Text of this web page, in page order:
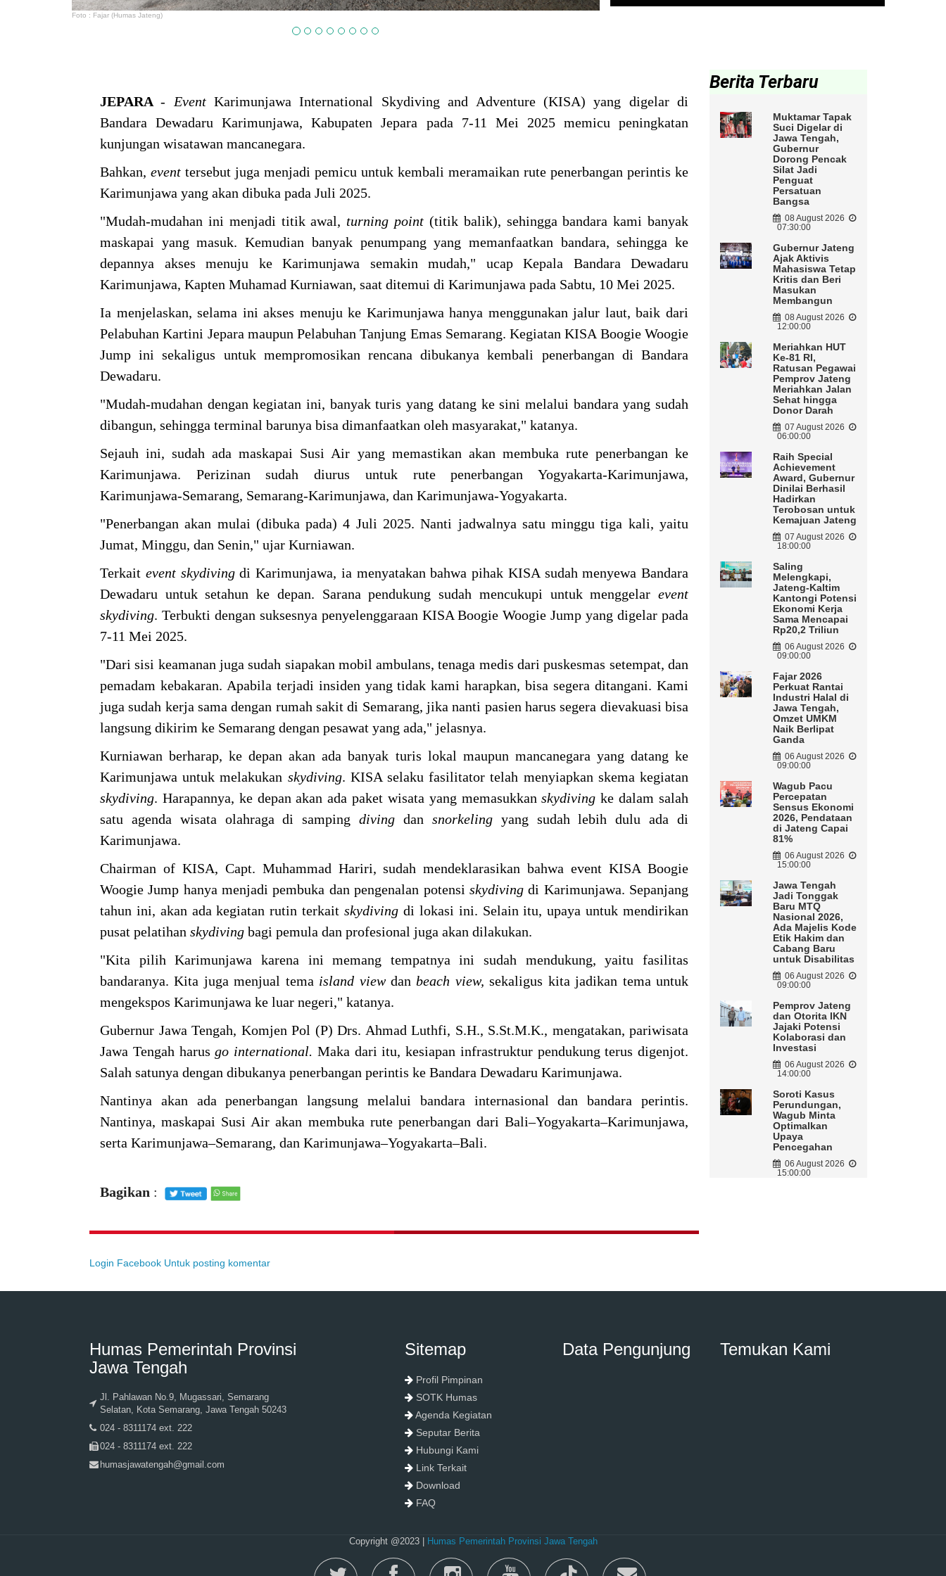
Foto : Fajar (Humas Jateng)
JEPARA- EventKarimunjawa International Skydiving and Adventure (KISA) yang digelar di
Bandara Dewadaru Karimunjawa, Kabupaten Jepara pada 7-11 Mei 2025 memicu peningkatan
kunjungan wisatawan mancanegara.
Bahkan, event tersebut juga menjadi pemicu untuk kembali meramaikan rute penerbangan perintis ke
Karimunjawa yang akan dibuka pada Juli 2025.
"Mudah-mudahan ini menjadi titik awal, turning point (titik balik), sehingga bandara kami banyak
maskapai yang masuk. Kemudian banyak penumpang yang memanfaatkan bandara, sehingga ke
depannya akses menuju ke Karimunjawa semakin mudah," ucap Kepala Bandara Dewadaru
Karimunjawa, Kapten Muhamad Kurniawan, saat ditemui di Karimunjawa pada Sabtu, 10 Mei 2025.
Ia menjelaskan, selama ini akses menuju ke Karimunjawa hanya menggunakan jalur laut, baik dari
Pelabuhan Kartini Jepara maupun Pelabuhan Tanjung Emas Semarang. Kegiatan KISA Boogie Woogie
Jump ini sekaligus untuk mempromosikan rencana dibukanya kembali penerbangan di Bandara
Dewadaru.
"Mudah-mudahan dengan kegiatan ini, banyak turis yang datang ke sini melalui bandara yang sudah
dibangun, sehingga terminal barunya bisa dimanfaatkan oleh masyarakat," katanya.
Sejauh ini, sudah ada maskapai Susi Air yang memastikan akan membuka rute penerbangan ke
Karimunjawa. Perizinan sudah diurus untuk rute penerbangan Yogyakarta-Karimunjawa,
Karimunjawa-Semarang, Semarang-Karimunjawa, dan Karimunjawa-Yogyakarta.
"Penerbangan akan mulai (dibuka pada) 4 Juli 2025. Nanti jadwalnya satu minggu tiga kali, yaitu
Jumat, Minggu, dan Senin," ujar Kurniawan.
Terkait event skydivingdi Karimunjawa, ia menyatakan bahwa pihak KISA sudah menyewa Bandara
Dewadaru untuk setahun ke depan. Sarana pendukung sudah mencukupi untuk menggelar event
skydiving. Terbukti dengan suksesnya penyelenggaraan KISA Boogie Woogie Jump yang digelar pada
7-11 Mei 2025.
"Dari sisi keamanan juga sudah siapakan mobil ambulans, tenaga medis dari puskesmas setempat, dan
pemadam kebakaran. Apabila terjadi insiden yang tidak kami harapkan, bisa segera ditangani. Kami
juga sudah kerja sama dengan rumah sakit di Semarang, jika nanti pasien harus segera dievakuasi bisa
langsung dikirim ke Semarang dengan pesawat yang ada," jelasnya.
Kurniawan berharap, ke depan akan ada banyak turis lokal maupun mancanegara yang datang ke
Karimunjawa untuk melakukan skydiving. KISA selaku fasilitator telah menyiapkan skema kegiatan
skydiving. Harapannya, ke depan akan ada paket wisata yang memasukkanskydivingke dalam salah
satu agenda wisata olahraga di sampingdivingdan snorkelingyang sudah lebih dulu ada di
Karimunjawa.
Chairman of KISA, Capt. Muhammad Hariri, sudah mendeklarasikan bahwa event KISA Boogie
Woogie Jump hanya menjadi pembuka dan pengenalan potensi skydivingdi Karimunjawa. Sepanjang
tahun ini, akan ada kegiatan rutin terkaitskydiving di lokasi ini. Selain itu, upaya untuk mendirikan
pusat pelatihan skydiving bagi pemula dan profesional juga akan dilakukan.
"Kita pilih Karimunjawa karena ini memang tempatnya ini sudah mendukung, yaitu fasilitas
bandaranya. Kita juga menjual tema island viewdanbeach view,sekaligus kita jadikan tema untuk
mengekspos Karimunjawa ke luar negeri," katanya.
Gubernur Jawa Tengah, Komjen Pol (P) Drs. Ahmad Luthfi, S.H., S.St.M.K., mengatakan, pariwisata
Jawa Tengah harusgo international. Maka dari itu, kesiapan infrastruktur pendukung terus digenjot.
Salah satunya dengan dibukanya penerbangan perintis ke Bandara Dewadaru Karimunjawa.
Nantinya akan ada penerbangan langsung melalui bandara internasional dan bandara perintis.
Nantinya, maskapai Susi Air akan membuka rute penerbangan dari Bali–Yogyakarta–Karimunjawa,
serta Karimunjawa–Semarang, dan Karimunjawa–Yogyakarta–Bali.
Bagikan :
Login Facebook Untuk posting komentar
Berita Terbaru
Muktamar Tapak
Suci Digelar di
Jawa Tengah,
Gubernur
Dorong Pencak
Silat Jadi
Penguat
Persatuan
Bangsa
08 August 2026
07:30:00
Gubernur Jateng
Ajak Aktivis
Mahasiswa Tetap
Kritis dan Beri
Masukan
Membangun
08 August 2026
12:00:00
Meriahkan HUT
Ke-81 RI,
Ratusan Pegawai
Pemprov Jateng
Meriahkan Jalan
Sehat hingga
Donor Darah
07 August 2026
06:00:00
Raih Special
Achievement
Award, Gubernur
Dinilai Berhasil
Hadirkan
Terobosan untuk
Kemajuan Jateng
07 August 2026
18:00:00
Saling
Melengkapi,
Jateng-Kaltim
Kantongi Potensi
Ekonomi Kerja
Sama Mencapai
Rp20,2 Triliun
06 August 2026
09:00:00
Fajar 2026
Perkuat Rantai
Industri Halal di
Jawa Tengah,
Omzet UMKM
Naik Berlipat
Ganda
06 August 2026
09:00:00
Wagub Pacu
Percepatan
Sensus Ekonomi
2026, Pendataan
di Jateng Capai
81%
06 August 2026
15:00:00
Jawa Tengah
Jadi Tonggak
Baru MTQ
Nasional 2026,
Ada Majelis Kode
Etik Hakim dan
Cabang Baru
untuk Disabilitas
06 August 2026
09:00:00
Pemprov Jateng
dan Otorita IKN
Jajaki Potensi
Kolaborasi dan
Investasi
06 August 2026
14:00:00
Soroti Kasus
Perundungan,
Wagub Minta
Optimalkan
Upaya
Pencegahan
06 August 2026
15:00:00
Humas Pemerintah Provinsi
Jawa Tengah
Jl. Pahlawan No.9, Mugassari, Semarang
Selatan, Kota Semarang, Jawa Tengah 50243
024 - 8311174 ext. 222
024 - 8311174 ext. 222
humasjawatengah@gmail.com
Sitemap
Profil Pimpinan
SOTK Humas
Agenda Kegiatan
Seputar Berita
Hubungi Kami
Link Terkait
Download
FAQ
Data Pengunjung Temukan Kami
Copyright @2023 | Humas Pemerintah Provinsi Jawa Tengah